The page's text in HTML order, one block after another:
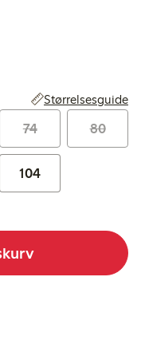
Størrelsesguide
74 80
104